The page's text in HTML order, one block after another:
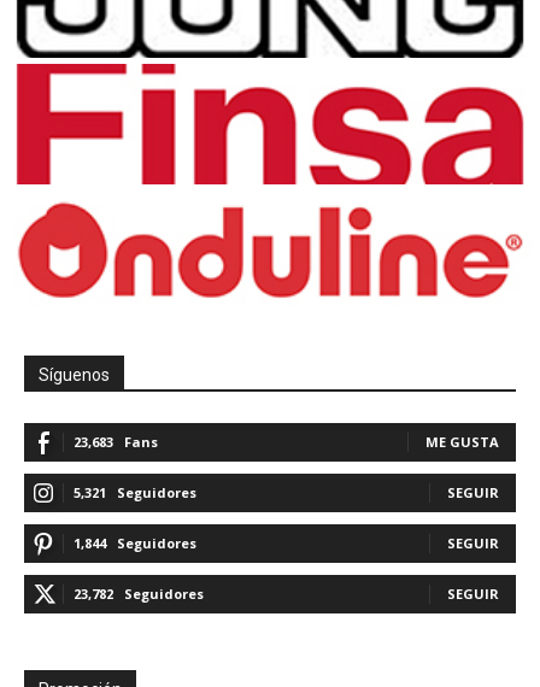
Síguenos
23,683 Fans ME GUSTA
5,321 Seguidores SEGUIR
1,844 Seguidores SEGUIR
23,782 Seguidores SEGUIR